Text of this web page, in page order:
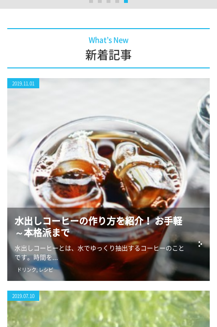
What’s New
新着記事
2019.11.01
水出しコーヒーの作り方を紹介！ お手軽
～本格派まで
水出しコーヒーとは、水でゆっくり抽出するコーヒーのこと
です。時間を...
ドリンク,レシピ
2019.07.10